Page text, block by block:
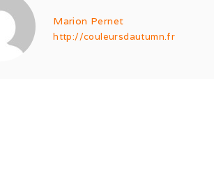
Marion Pernet
http://couleursdautumn.fr